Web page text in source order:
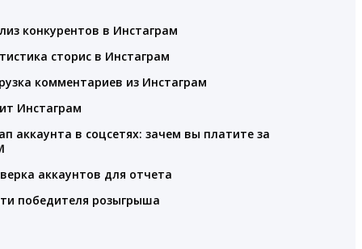
конкурентов в Инстаграм
сторис в Инстаграм
комментариев из Инстаграм
Инстаграм
аккаунта в соцсетях: зачем вы платите за
аккаунтов для отчета
победителя розыгрыша